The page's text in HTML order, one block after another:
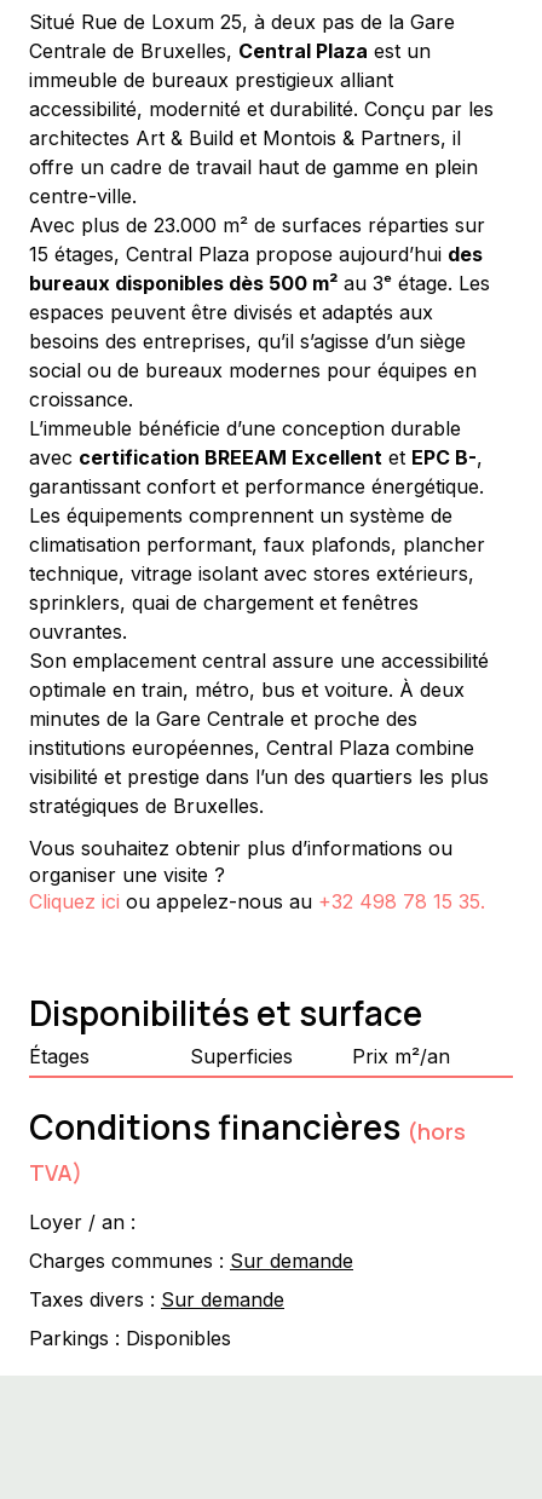
Situé Rue de Loxum 25, à deux pas de la Gare
Centrale de Bruxelles, Central Plaza est un
immeuble de bureaux prestigieux alliant
accessibilité, modernité et durabilité. Conçu par les
architectes Art & Build et Montois & Partners, il
offre un cadre de travail haut de gamme en plein
centre-ville.
Avec plus de 23.000 m² de surfaces réparties sur
15 étages, Central Plaza propose aujourd’hui des
bureaux disponibles dès 500 m² au 3ᵉ étage. Les
espaces peuvent être divisés et adaptés aux
besoins des entreprises, qu’il s’agisse d’un siège
social ou de bureaux modernes pour équipes en
croissance.
L’immeuble bénéficie d’une conception durable
avec certification BREEAM Excellent et EPC B-,
garantissant confort et performance énergétique.
Les équipements comprennent un système de
climatisation performant, faux plafonds, plancher
technique, vitrage isolant avec stores extérieurs,
sprinklers, quai de chargement et fenêtres
ouvrantes.
Son emplacement central assure une accessibilité
optimale en train, métro, bus et voiture. À deux
minutes de la Gare Centrale et proche des
institutions européennes, Central Plaza combine
visibilité et prestige dans l’un des quartiers les plus
stratégiques de Bruxelles.
Vous souhaitez obtenir plus d’informations ou
organiser une visite ?
Cliquez ici ou appelez-nous au +32 498 78 15 35.
Disponibilités et surface
Étages Superficies Prix m²/an
Conditions financières (hors
TVA)
Loyer / an :
Charges communes : Sur demande
Taxes divers : Sur demande
Parkings : Disponibles